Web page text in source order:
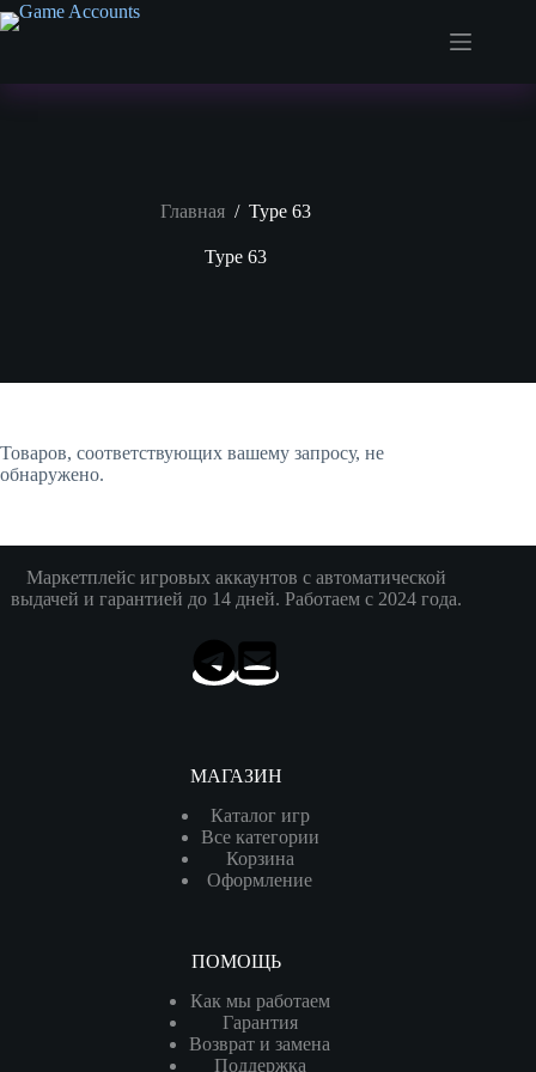
Перейти
к
Главная / Type 63
Type 63
Товаров, соответствующих вашему запросу, не
обнаружено.
Маркетплейс игровых аккаунтов с автоматической
выдачей и гарантией до 14 дней. Работаем с 2024 года.
МАГАЗИН
Каталог игр
Все категории
Корзина
Оформление
ПОМОЩЬ
Как мы работаем
Гарантия
Возврат и замена
Поддержка